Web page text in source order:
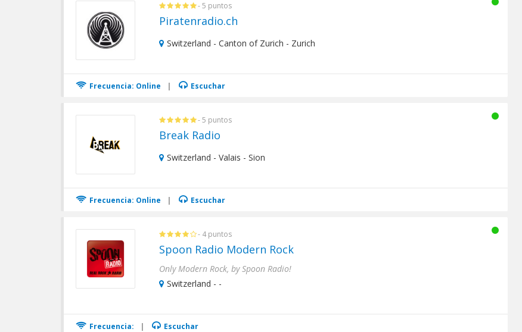
- 5 puntos
Piratenradio.ch
Switzerland - Canton of Zurich - Zurich
Frecuencia: Online | Escuchar
- 5 puntos
Break Radio
Switzerland - Valais - Sion
Frecuencia: Online | Escuchar
- 4 puntos
Spoon Radio Modern Rock
Only Modern Rock, by Spoon Radio!
Switzerland - -
Frecuencia: | Escuchar